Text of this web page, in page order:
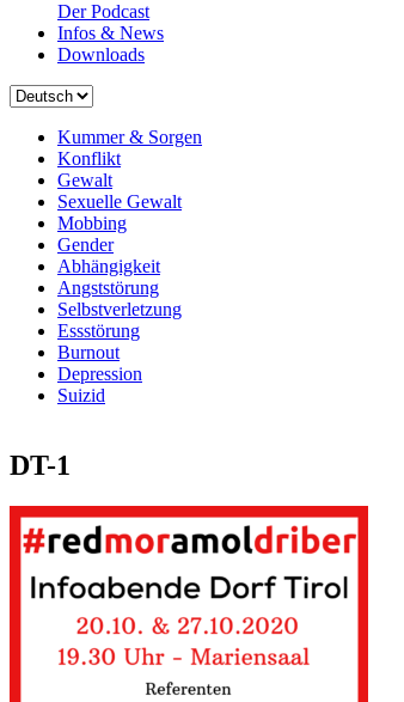
Der Podcast
Infos & News
Downloads
Sprache
Kummer & Sorgen
Konflikt
Gewalt
Sexuelle Gewalt
Mobbing
Gender
Abhängigkeit
Angststörung
Selbstverletzung
Essstörung
Burnout
Depression
Suizid
DT-1